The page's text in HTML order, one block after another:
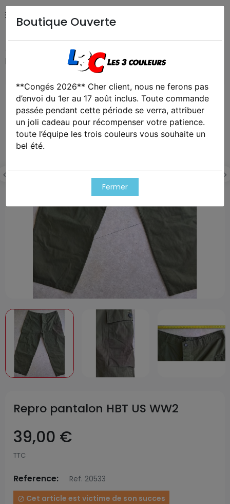
REPRODUCTIONS RECONSTITUTIONS
pantalon HBT US WW2
Cet article est victime de son succes
Repro pantalon HBT US WW2
39,00 €
TTC
Reference: Ref. 20533
 Cet article est victime de son succes
Boutique Ouverte
**Congés 2026** Cher client, nous ne ferons pas
d’envoi du 1er au 17 août inclus. Toute commande
passée pendant cette période se verra, attribuer
un joli cadeau pour récompenser votre patience.
toute l’équipe les trois couleurs vous souhaite un
bel été.
Fermer